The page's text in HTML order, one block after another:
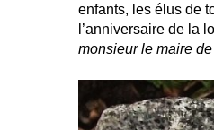
enfants, les élus de
l’anniversaire de la
monsieur le maire